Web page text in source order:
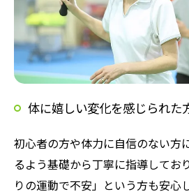
体に嬉しい変化を感じられた
初心者の方や体力に自信のない方
るよう基礎から丁寧に指導してお
りの運動で不安」という方も安心